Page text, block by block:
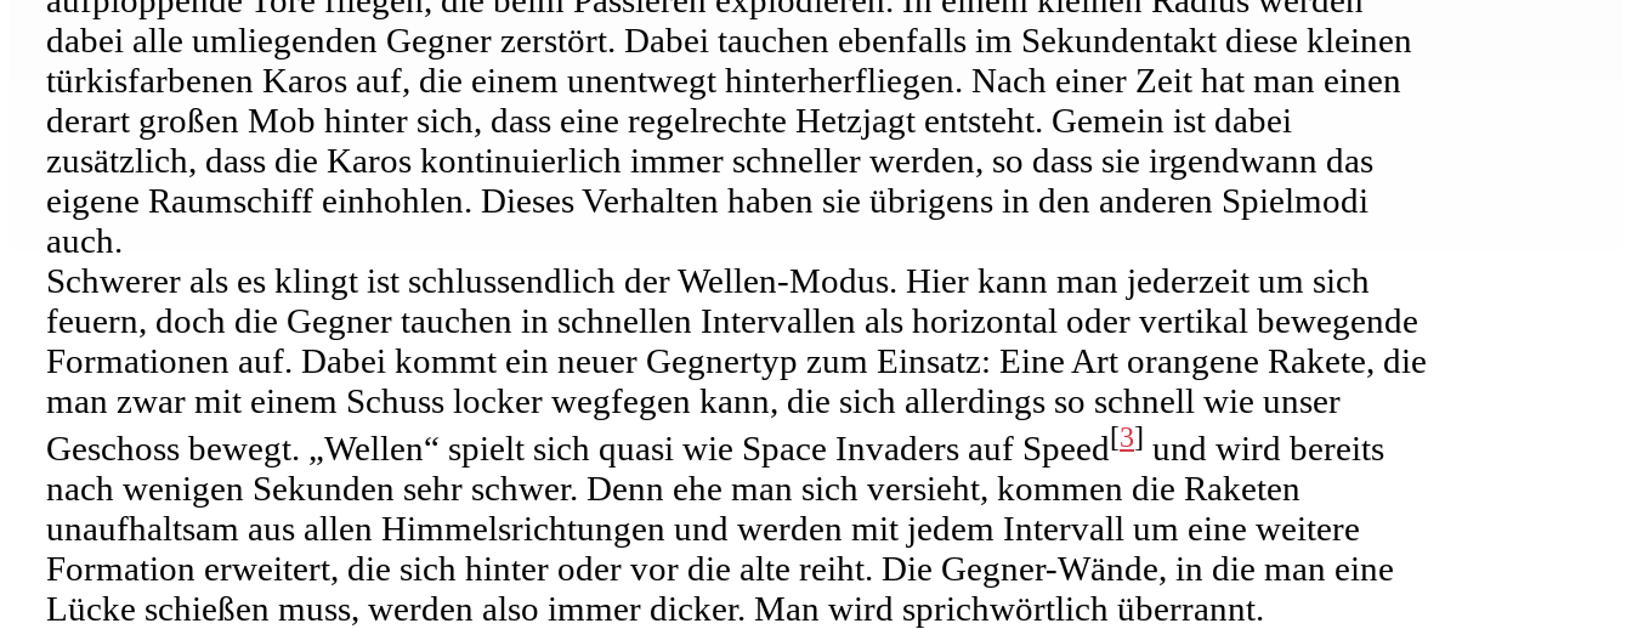
dabei alle umliegenden Gegner zerstört. Dabei tauchen ebenfalls im Sekundentakt diese kleinen
türkisfarbenen Karos auf, die einem unentwegt hinterherfliegen. Nach einer Zeit hat man einen
derart großen Mob hinter sich, dass eine regelrechte Hetzjagt entsteht. Gemein ist dabei
zusätzlich, dass die Karos kontinuierlich immer schneller werden, so dass sie irgendwann das
eigene Raumschiff einhohlen. Dieses Verhalten haben sie übrigens in den anderen Spielmodi
auch.
Schwerer als es klingt ist schlussendlich der Wellen-Modus. Hier kann man jederzeit um sich
feuern, doch die Gegner tauchen in schnellen Intervallen als horizontal oder vertikal bewegende
Formationen auf. Dabei kommt ein neuer Gegnertyp zum Einsatz: Eine Art orangene Rakete, die
man zwar mit einem Schuss locker wegfegen kann, die sich allerdings so schnell wie unser
Geschoss bewegt. „Wellen“ spielt sich quasi wie Space Invaders auf Speed[3] und wird bereits
nach wenigen Sekunden sehr schwer. Denn ehe man sich versieht, kommen die Raketen
unaufhaltsam aus allen Himmelsrichtungen und werden mit jedem Intervall um eine weitere
Formation erweitert, die sich hinter oder vor die alte reiht. Die Gegner-Wände, in die man eine
Lücke schießen muss, werden also immer dicker. Man wird sprichwörtlich überrannt.